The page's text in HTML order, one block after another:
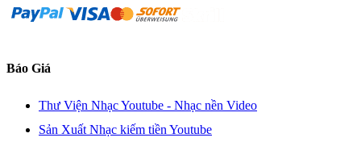
Báo Giá
Thư Viện Nhạc Youtube - Nhạc nền Video
Sản Xuất Nhạc kiếm tiền Youtube